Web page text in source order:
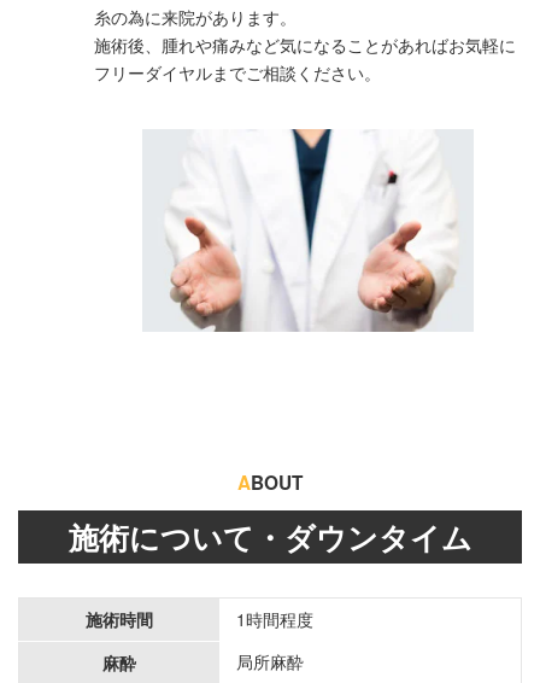
糸の為に来院があります。
施術後、腫れや痛みなど気になることがあればお気軽に
フリーダイヤルまでご相談ください。
ABOUT
施術について・ダウンタイム
施術時間
1時間程度
麻酔
局所麻酔